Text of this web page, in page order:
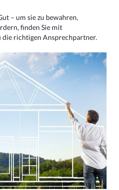
– um sie zu bewahren,
finden Sie mit
die richtigen Ansprechpartner.